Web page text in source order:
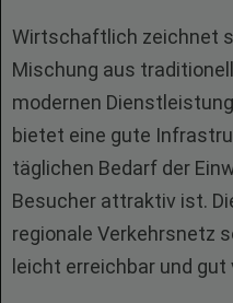
Wirtschaftlich zeichnet
Mischung aus
modernen
bietet eine gute
täglichen Bedarf der
Besucher attraktiv ist.
regionale Verkehrsnetz
leicht erreichbar und